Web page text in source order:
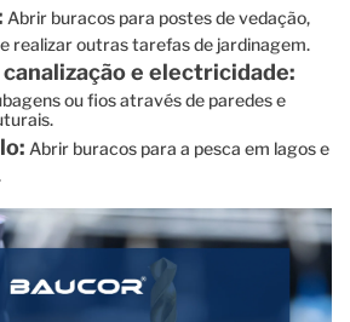
Abrir buracos para postes de vedação,
realizar outras tarefas de jardinagem.
e electricidade:
ou fios através de paredes e
Abrir buracos para a pesca em lagos e